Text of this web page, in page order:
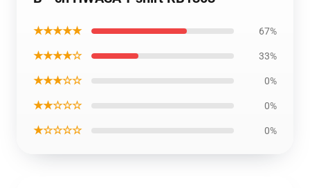
★★★★★ 67%
★★★★☆ 33%
★★★☆☆ 0%
★★☆☆☆ 0%
★☆☆☆☆ 0%